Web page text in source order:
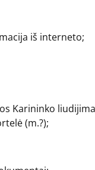
iš interneto;
Karininko
(m.?);